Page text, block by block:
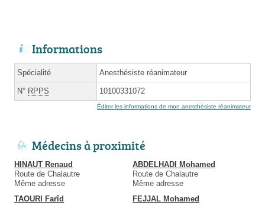
Informations
Spécialité Anesthésiste réanimateur
N° RPPS 10100331072
Éditer les informations de mon anesthésiste réanimateur
Médecins à proximité
HINAUT Renaud
Route de Chalautre
Même adresse
ABDELHADI Mohamed
Route de Chalautre
Même adresse
TAOURI Farîd
FEJJAL Mohamed